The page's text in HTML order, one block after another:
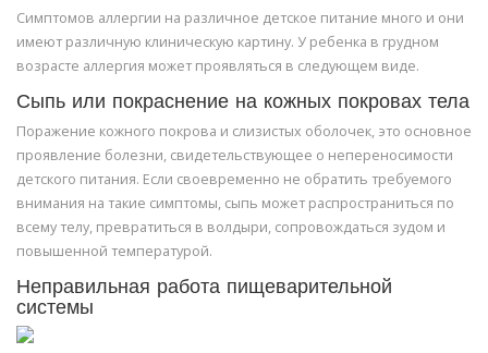
Симптомов аллергии на различное детское питание много и они
имеют различную клиническую картину. У ребенка в грудном
возрасте аллергия может проявляться в следующем виде.
Сыпь или покраснение на кожных покровах тела
Поражение кожного покрова и слизистых оболочек, это основное
проявление болезни, свидетельствующее о непереносимости
детского питания. Если своевременно не обратить требуемого
внимания на такие симптомы, сыпь может распространиться по
всему телу, превратиться в волдыри, сопровождаться зудом и
повышенной температурой.
Неправильная работа пищеварительной
системы